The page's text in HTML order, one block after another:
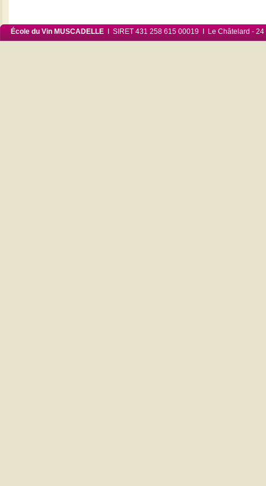
École du Vin MUSCADELLEI SIRET 431 258 615 00019 I Le Châtelard - 24